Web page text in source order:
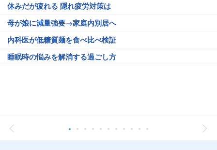
休みだが疲れる 隠れ疲労対策は
母が娘に減量強要→家庭内別居へ
内科医が低糖質麺を食べ比べ検証
睡眠時の悩みを解消する過ごし方